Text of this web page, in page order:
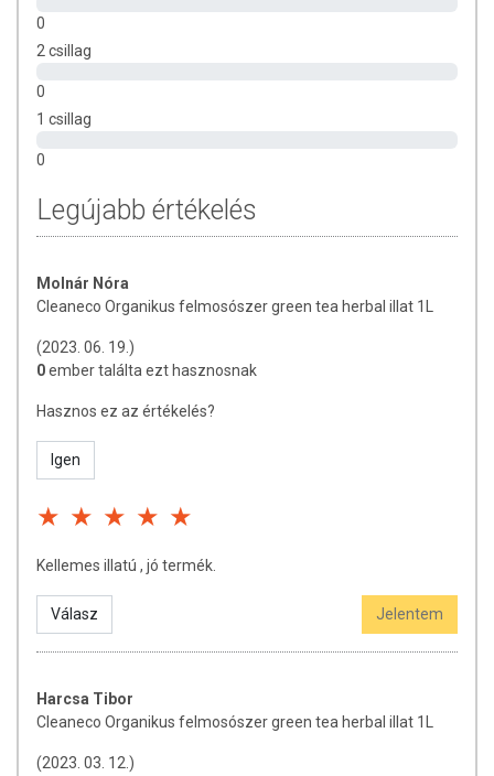
Kicsi gyermekektől elzárva tartandó. A flakon nyitásakor
keletkező pára belégzése kerülendő. Szembe kerülés
esetén haladéktalanul forduljon orvoshoz, és mutassa meg
a termék flakonját vagy címkéjét. Hűvös helyen tárolandó.
0
2 csillag
0
1 csillag
0
Legújabb értékelés
Molnár Nóra
Cleaneco Organikus felmosószer green tea herbal illat 1L
(2023. 06. 19.)
0ember találta ezt hasznosnak
Hasznos ez az értékelés?
Igen
Kellemes illatú , jó termék.
Válasz Jelentem
Harcsa Tibor
Cleaneco Organikus felmosószer green tea herbal illat 1L
(2023. 03. 12.)